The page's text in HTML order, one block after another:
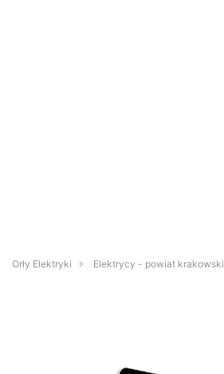
Orły Elektryki Elektrycy - powiat krakowski